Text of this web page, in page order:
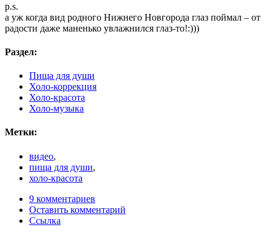
p.s.
а уж когда вид родного Нижнего Новгорода глаз поймал – от
радости даже маненько увлажнился глаз-то!:)))
Раздел:
Пища для души
Холо-коррекция
Холо-красота
Холо-музыка
Метки:
видео,
пища для души,
холо-красота
9 комментариев
Оставить комментарий
Ссылка